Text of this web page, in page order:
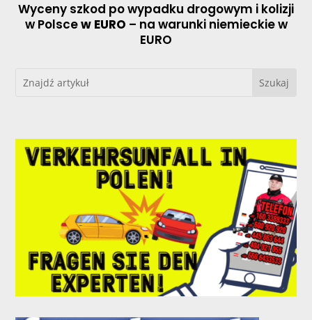
Wyceny szkod po wypadku drogowym i kolizji
w Polscew EURO – na warunki niemieckie w
EURO